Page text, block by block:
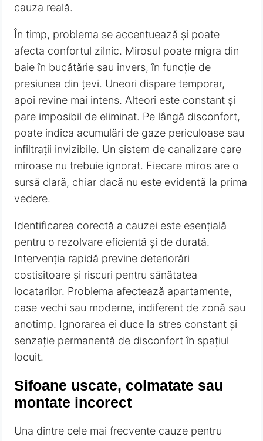
cauza reală.
În timp, problema se accentuează și poate
afecta confortul zilnic. Mirosul poate migra din
baie în bucătărie sau invers, în funcție de
presiunea din țevi. Uneori dispare temporar,
apoi revine mai intens. Alteori este constant și
pare imposibil de eliminat. Pe lângă disconfort,
poate indica acumulări de gaze periculoase sau
infiltrații invizibile. Un sistem de canalizare care
miroase nu trebuie ignorat. Fiecare miros are o
sursă clară, chiar dacă nu este evidentă la prima
vedere.
Identificarea corectă a cauzei este esențială
pentru o rezolvare eficientă și de durată.
Intervenția rapidă previne deteriorări
costisitoare și riscuri pentru sănătatea
locatarilor. Problema afectează apartamente,
case vechi sau moderne, indiferent de zonă sau
anotimp. Ignorarea ei duce la stres constant și
senzație permanentă de disconfort în spațiul
locuit.
Sifoane uscate, colmatate sau
montate incorect
Una dintre cele mai frecvente cauze pentru